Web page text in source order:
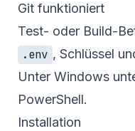
Git funktioniert
Test- oder Build-
.env , Schlüssel
Unter Windows
PowerShell.
Installation